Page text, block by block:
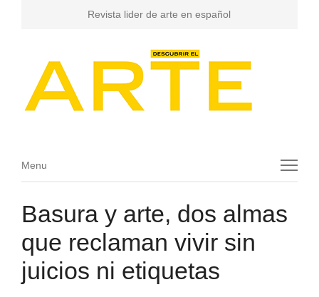
Revista lider de arte en español
Menu
Menu
Basura y arte, dos almas
que reclaman vivir sin
juicios ni etiquetas